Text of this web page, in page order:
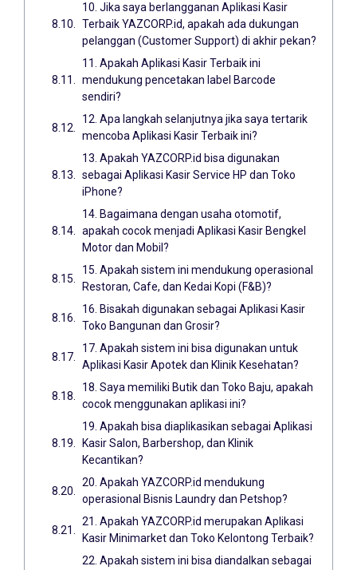
10. Jika saya berlangganan Aplikasi Kasir
Terbaik YAZCORP.id, apakah ada dukungan
pelanggan (Customer Support) di akhir pekan?
11. Apakah Aplikasi Kasir Terbaik ini
mendukung pencetakan label Barcode
sendiri?
12. Apa langkah selanjutnya jika saya tertarik
mencoba Aplikasi Kasir Terbaik ini?
13. Apakah YAZCORP.id bisa digunakan
sebagai Aplikasi Kasir Service HP dan Toko
iPhone?
14. Bagaimana dengan usaha otomotif,
apakah cocok menjadi Aplikasi Kasir Bengkel
Motor dan Mobil?
15. Apakah sistem ini mendukung operasional
Restoran, Cafe, dan Kedai Kopi (F&B)?
16. Bisakah digunakan sebagai Aplikasi Kasir
Toko Bangunan dan Grosir?
17. Apakah sistem ini bisa digunakan untuk
Aplikasi Kasir Apotek dan Klinik Kesehatan?
18. Saya memiliki Butik dan Toko Baju, apakah
cocok menggunakan aplikasi ini?
19. Apakah bisa diaplikasikan sebagai Aplikasi
Kasir Salon, Barbershop, dan Klinik
Kecantikan?
20. Apakah YAZCORP.id mendukung
operasional Bisnis Laundry dan Petshop?
21. Apakah YAZCORP.id merupakan Aplikasi
Kasir Minimarket dan Toko Kelontong Terbaik?
22. Apakah sistem ini bisa diandalkan sebagai